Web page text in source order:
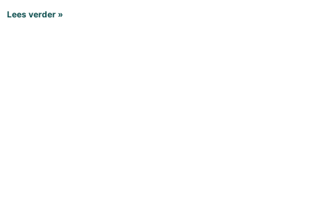
Lees verder »